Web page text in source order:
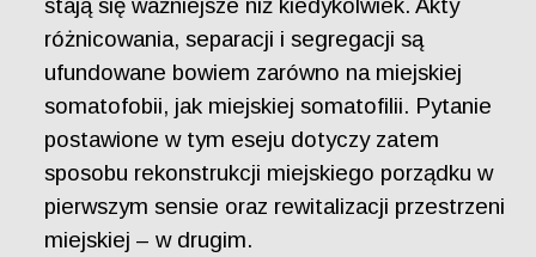
różnicowania, separacji i segregacji są
ufundowane bowiem zarówno na miejskiej
somatofobii, jak miejskiej somatofilii. Pytanie
postawione w tym eseju dotyczy zatem
sposobu rekonstrukcji miejskiego porządku w
pierwszym sensie oraz rewitalizacji przestrzeni
miejskiej – w drugim.